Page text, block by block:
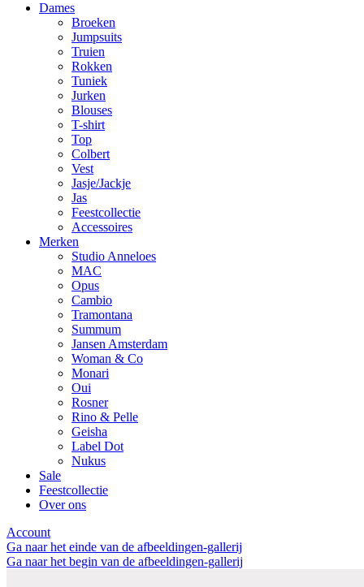
Dames
Broeken
Jumpsuits
Truien
Rokken
Tuniek
Jurken
Blouses
T-shirt
Top
Colbert
Vest
Jasje/Jackje
Jas
Feestcollectie
Accessoires
Merken
Studio Anneloes
MAC
Opus
Cambio
Tramontana
Summum
Jansen Amsterdam
Woman & Co
Monari
Oui
Rosner
Rino & Pelle
Geisha
Label Dot
Nukus
Sale
Feestcollectie
Over ons
Account
Ga naar het einde van de afbeeldingen-gallerij
Ga naar het begin van de afbeeldingen-gallerij